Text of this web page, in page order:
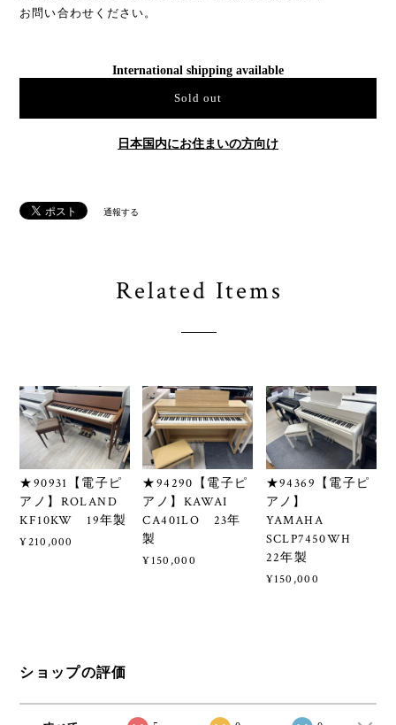
お問い合わせください。
International shipping available
Sold out
日本国内にお住まいの方向け
通報する
Related Items
★90931【電子ピ
アノ】ROLAND
KF10KW 19年製
¥210,000
★94290【電子ピ
アノ】KAWAI
CA401LO 23年
製
¥150,000
★94369【電子ピ
アノ】
YAMAHA
SCLP7450WH
22年製
¥150,000
ショップの評価